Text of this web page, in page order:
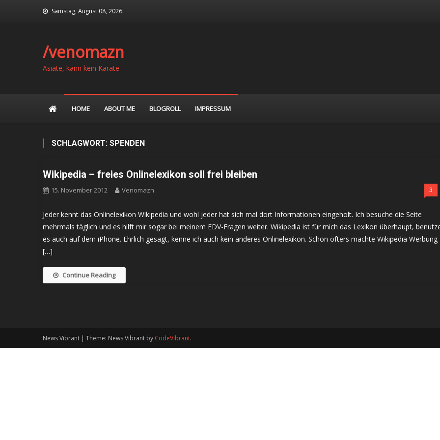
Samstag, August 08, 2026
/venomazn
Asiate, kann kein Karate
HOME ABOUT ME BLOGROLL IMPRESSUM
SCHLAGWORT: SPENDEN
Wikipedia – freies Onlinelexikon soll frei bleiben
15. November 2012 Venomazn 3
Jeder kennt das Onlinelexikon Wikipedia und wohl jeder hat sich mal dort Informationen eingeholt. Ich besuche die Seite
mehrmals täglich und es hilft mir sogar bei meinem EDV-Fragen weiter. Wikipedia ist für mich das Lexikon überhaupt,
es auch auf dem iPhone. Ehrlich gesagt, kenne ich auch kein anderes Onlinelexikon. Schon öfters machte Wikipedia Werbung
[…]
Continue Reading
News Vibrant | Theme: News Vibrant by CodeVibrant.